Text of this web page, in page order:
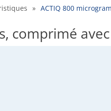
» ACTIQ 800
comprimé